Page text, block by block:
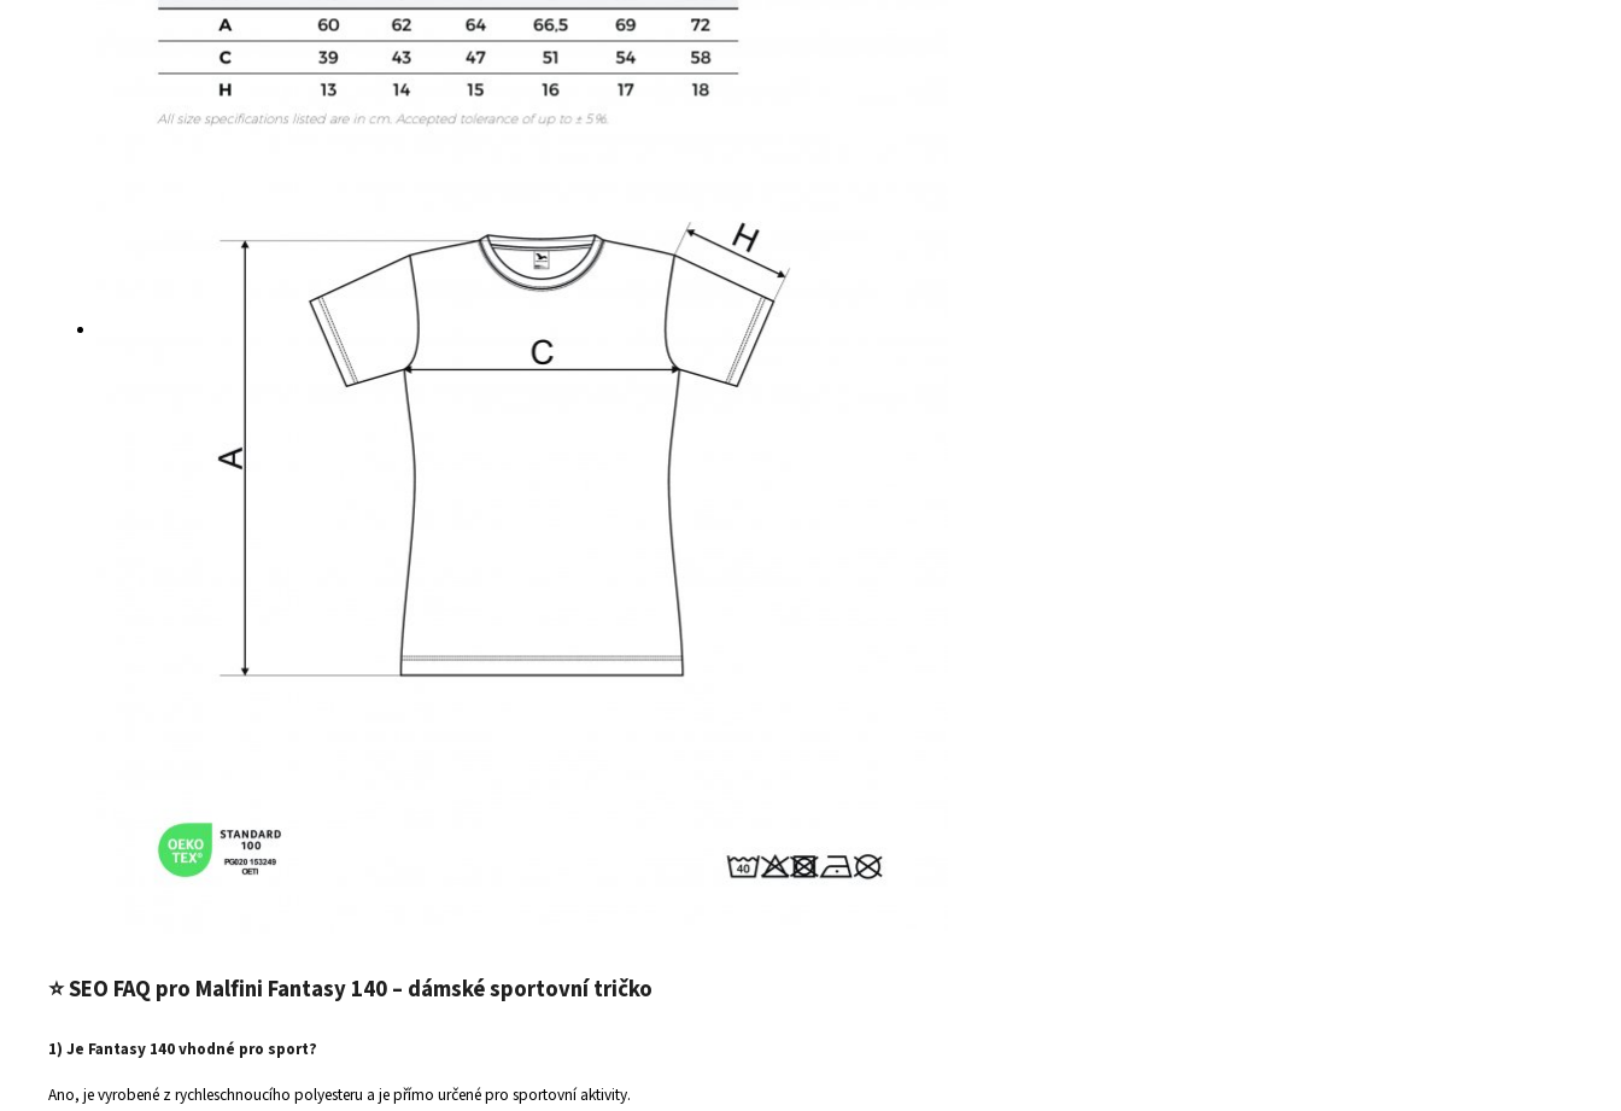
⭐SEO FAQ pro Malfini Fantasy 140 – dámské sportovní tričko
1) Je Fantasy 140 vhodné pro sport?
Ano, je vyrobené z rychleschnoucího polyesteru a je přímo určené pro sportovní aktivity.